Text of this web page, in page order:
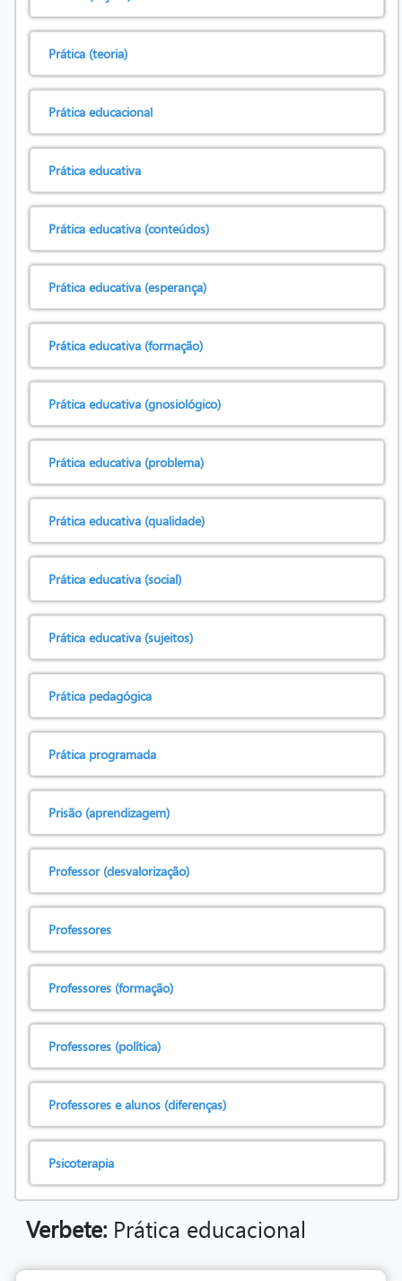
Prática (teoria)
Prática educacional
Prática educativa
Prática educativa (conteúdos)
Prática educativa (esperança)
Prática educativa (formação)
Prática educativa (gnosiológico)
Prática educativa (problema)
Prática educativa (qualidade)
Prática educativa (social)
Prática educativa (sujeitos)
Prática pedagógica
Prática programada
Prisão (aprendizagem)
Professor (desvalorização)
Professores
Professores (formação)
Professores (política)
Professores e alunos (diferenças)
Psicoterapia
Verbete:Prática educacional